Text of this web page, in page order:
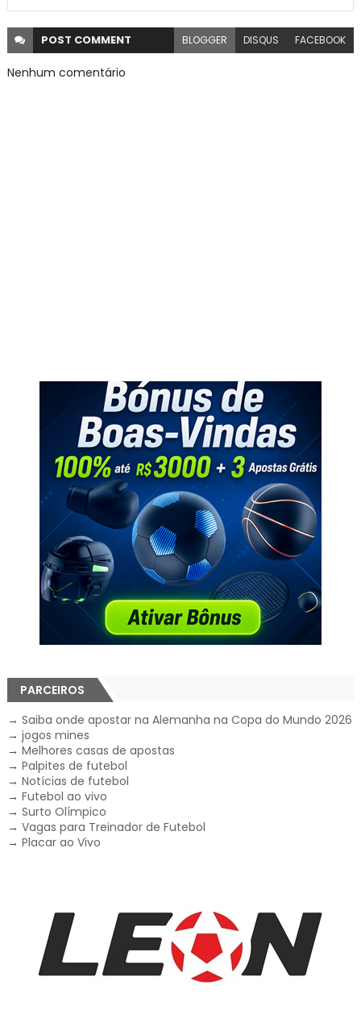
POST COMMENT BLOGGER DISQUS FACEBOOK
Nenhum comentário
PARCEIROS
→ Saiba onde apostar na Alemanha na Copa do Mundo 2026
→ jogos mines
→ Melhores casas de apostas
→ Palpites de futebol
→ Notícias de futebol
→ Futebol ao vivo
→ Surto Olímpico
→ Vagas para Treinador de Futebol
→ Placar ao Vivo